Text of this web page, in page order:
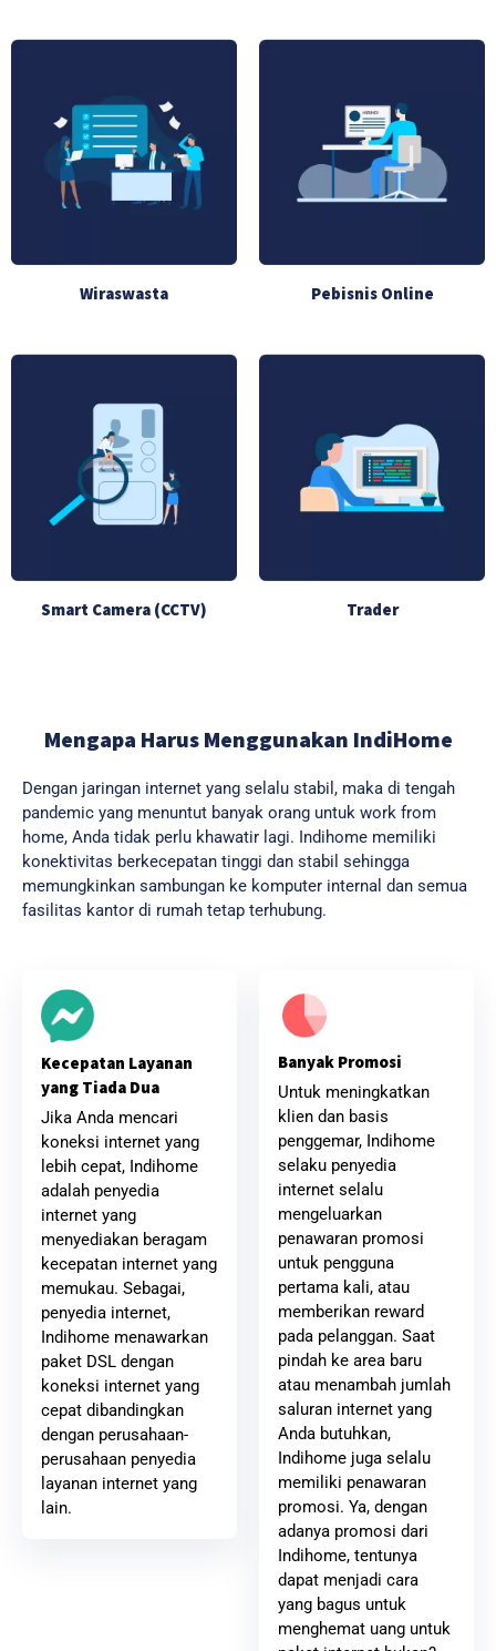
Wiraswasta Pebisnis Online
Smart Camera (CCTV) Trader
Mengapa Harus Menggunakan IndiHome
Dengan jaringan internet yang selalu stabil, maka di tengah
pandemic yang menuntut banyak orang untuk work from
home, Anda tidak perlu khawatir lagi. Indihome memiliki
konektivitas berkecepatan tinggi dan stabil sehingga
memungkinkan sambungan ke komputer internal dan semua
fasilitas kantor di rumah tetap terhubung.
Kecepatan Layanan
yang Tiada Dua
Jika Anda mencari
koneksi internet yang
lebih cepat, Indihome
adalah penyedia
internet yang
menyediakan beragam
kecepatan internet yang
memukau. Sebagai,
penyedia internet,
Indihome menawarkan
paket DSL dengan
koneksi internet yang
cepat dibandingkan
dengan perusahaan-
perusahaan penyedia
layanan internet yang
lain.
Banyak Promosi
Untuk meningkatkan
klien dan basis
penggemar, Indihome
selaku penyedia
internet selalu
mengeluarkan
penawaran promosi
untuk pengguna
pertama kali, atau
memberikan reward
pada pelanggan. Saat
pindah ke area baru
atau menambah jumlah
saluran internet yang
Anda butuhkan,
Indihome juga selalu
memiliki penawaran
promosi. Ya, dengan
adanya promosi dari
Indihome, tentunya
dapat menjadi cara
yang bagus untuk
menghemat uang untuk